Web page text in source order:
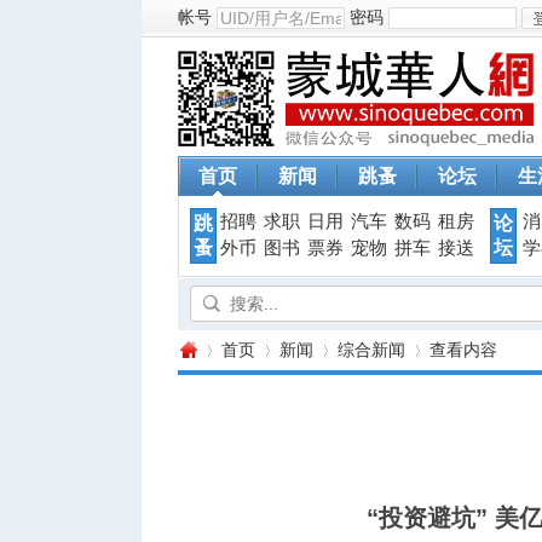
帐号 密码
首页 新闻 跳蚤 论坛 生
跳
蚤
招聘 求职 日用 汽车 数码 租房
外币
图书 票券 宠物 拼车 接送
论
坛
首页 新闻 综合新闻 查看内容
“投资避坑” 美